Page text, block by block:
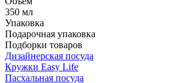
350 мл
Упаковка
Подарочная упаковка
Подборки товаров
Дизайнерская посуда
Кружки Easy Life
Пасхальная посуда